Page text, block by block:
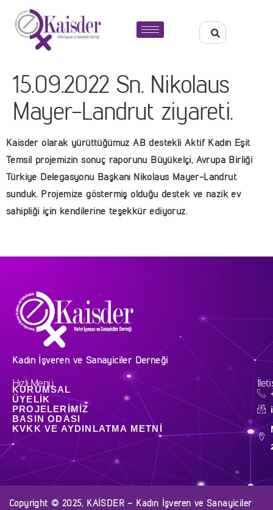
15.09.2022 Sn. Nikolaus
Mayer-Landrut ziyareti.
Kaisder olarak yürüttüğümuz AB destekli Aktif Kadın Eşit
Temsil projemizin sonuç raporunu Büyükelçi, Avrupa Birliği
Türkiye Delegasyonu Başkanı Nikolaus Mayer-Landrut
sunduk. Projemize göstermiş olduğu destek ve nazik ev
sahipliği için kendilerine teşekkür ediyoruz.
Kadın İşveren ve Sanayiciler Derneği
Hızlı Menü
KURUMSAL
ÜYELIK
PROJELERIMIZ
BASIN ODASI
KVKK VE AYDINLATMA METNI
Copyright © 2025, KAİSDER – Kadın İşveren ve Sanayiciler